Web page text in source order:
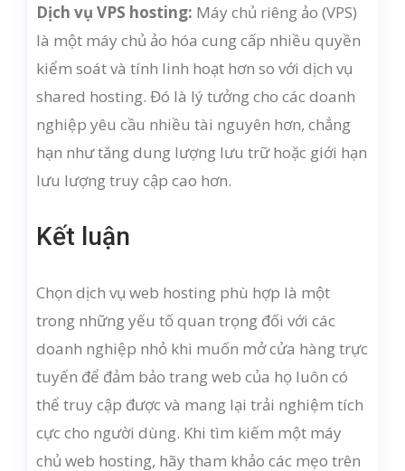
Dịch vụ VPS hosting: Máy chủ riêng ảo (VPS)
là một máy chủ ảo hóa cung cấp nhiều quyền
kiểm soát và tính linh hoạt hơn so với dịch vụ
shared hosting. Đó là lý tưởng cho các doanh
nghiệp yêu cầu nhiều tài nguyên hơn, chẳng
hạn như tăng dung lượng lưu trữ hoặc giới hạn
lưu lượng truy cập cao hơn.
Kết luận
Chọn dịch vụ web hosting phù hợp là một
trong những yếu tố quan trọng đối với các
doanh nghiệp nhỏ khi muốn mở cửa hàng trực
tuyến để đảm bảo trang web của họ luôn có
thể truy cập được và mang lại trải nghiệm tích
cực cho người dùng. Khi tìm kiếm một máy
chủ web hosting, hãy tham khảo các mẹo trên